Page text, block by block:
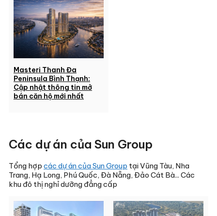
Masteri Thanh Đa
Peninsula Bình Thạnh:
Cập nhật thông tin mở
bán căn hộ mới nhất
Các dự án của Sun Group
Tổng hợp các dự án của Sun Group tại Vũng Tàu, Nha
Trang, Hạ Long, Phú Quốc, Đà Nẵng, Đảo Cát Bà... Các
khu đô thị nghỉ dưỡng đẳng cấp